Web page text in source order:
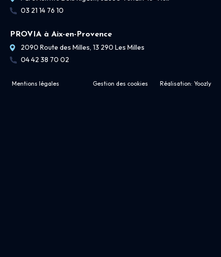
03 21 14 76 10
PROVIA à Aix-en-Provence
2090 Route des Milles, 13 290 Les Milles
04 42 38 70 02
Mentions légales Gestion des cookies Réalisation: Yoozly